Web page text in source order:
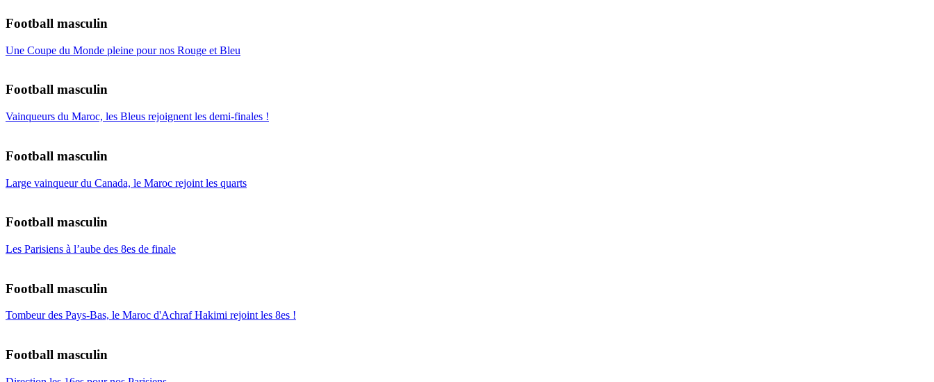
Football masculin
Une Coupe du Monde pleine pour nos Rouge et Bleu
Football masculin
Vainqueurs du Maroc, les Bleus rejoignent les demi-finales !
Football masculin
Large vainqueur du Canada, le Maroc rejoint les quarts
Football masculin
Les Parisiens à l’aube des 8es de finale
Football masculin
Tombeur des Pays-Bas, le Maroc d'Achraf Hakimi rejoint les 8es !
Football masculin